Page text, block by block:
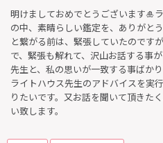
明けましておめでとうございます🎍
の中、素晴らしい鑑定を、ありがと
と繋がる前は、緊張していたのです
で、緊張も解れて、沢山お話する事
先生と、私の思いが一致する事ばか
ライトハウス先生のアドバイスを実
りたいです。又お話を聞いて頂きた
い致します。